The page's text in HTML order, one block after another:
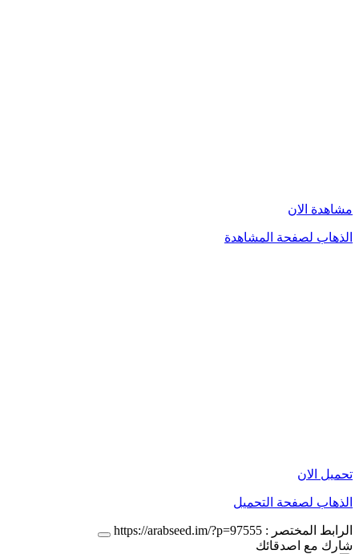
مشاهدة الان
الذهاب لصفحة المشاهدة
تحميل الان
الذهاب لصفحة التحميل
الرابط المختصر : https://arabseed.im/?p=97555
شارك مع اصدقائك